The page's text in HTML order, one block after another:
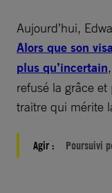
Aujourd’hui,
Alors que son
plus qu’incertain
refusé la grâce
traitre qui mérite
Agir : Poursuivi